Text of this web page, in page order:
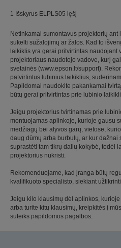
1 Išskyrus ELPLS05 lęšį
Netinkamai sumontavus projektorių
sukelti sužalojimų ar žalos. Kad to
laikiklis yra gerai pritvirtintas naudojant
projektoriaus naudotojo vadove, kurį
svetainės (www.epson.lt/support).
patvirtintus lubinius laikiklius,
Papildomai naudokite pakankamai
būtų gerai pritvirtintas prie lubinio
Jeigu projektorius tvirtinamas prie
montuojamas aplinkoje, kurioje gausu
medžiagų bei alyvos garų, vietose,
daug dūmų arba burbulų, ar kur
suprastėti tam tikrų dalių kokybė, todėl
projektorius nukristi.
Rekomenduojame, kad įranga būtų
kvalifikuoto specialisto, siekiant
Jeigu kilo klausimų dėl aplinkos,
arba turite kitų klausimų, kreipkitės į
suteiks papildomos pagalbos.